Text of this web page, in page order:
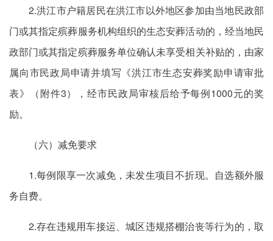
2.洪江市户籍居民在洪江市以外地区参加由当地民政部
门或其指定殡葬服务机构组织的生态安葬活动的，经当地民
政部门或其指定殡葬服务单位确认未享受相关补贴的，由家
属向市民政局申请并填写《洪江市生态安葬奖励申请审批
表》（附件3），经市民政局审核后给予每例1000元的奖
励。
（六）减免要求
1.每例限享一次减免，未发生项目不折现。自选额外服
务自费。
2.存在违规用车接运、城区违规搭棚治丧等行为的，取